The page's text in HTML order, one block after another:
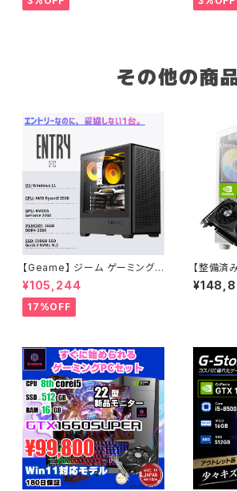
m
0日保証
その他の商
【Geame】 ジーム ゲーミングP
C デスクトップ Certified GPU
RTX2060 Ryzen5 3500 メ
モリ16GB SSD 500GB WiFi
Windows11 動画編集 G-Stor
¥105,244
17%OFF
【整備済
スクトッ
mRシリ